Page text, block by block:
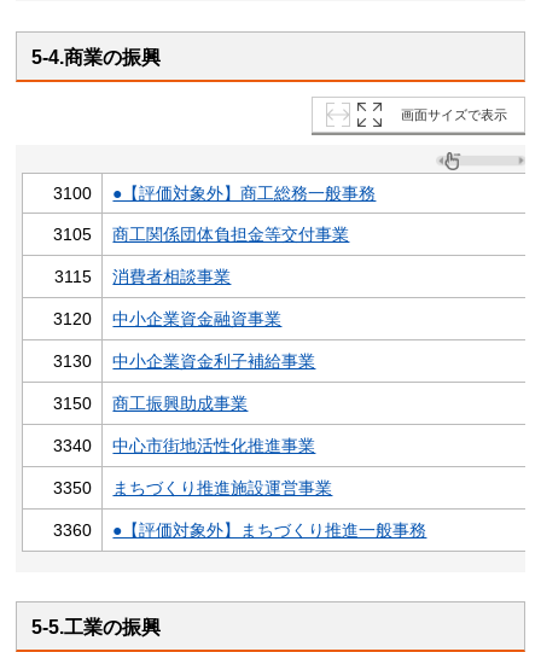
5-4.商業の振興
画面サイズで表示
3100 ●【評価対象外】商工総務一般事務
3105 商工関係団体負担金等交付事業
3115 消費者相談事業
3120 中小企業資金融資事業
3130 中小企業資金利子補給事業
3150 商工振興助成事業
3340 中心市街地活性化推進事業
3350 まちづくり推進施設運営事業
3360 ●【評価対象外】まちづくり推進一般事務
5-5.工業の振興